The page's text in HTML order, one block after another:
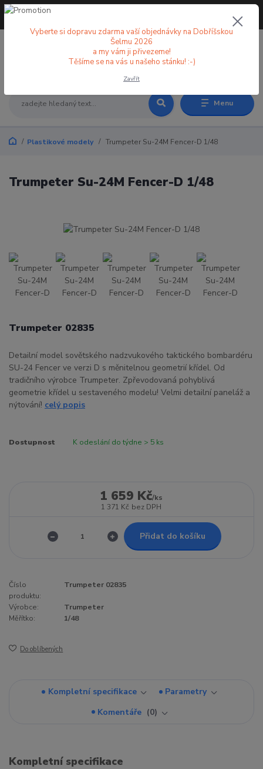
Menu
+420 773 998 582
Plastikové modely Trumpeter Su-24M Fencer-D 1/48
Trumpeter Su-24M Fencer-D 1/48
Trumpeter 02835
Detailní model sovětského nadzvukového taktického bombardéru
SU-24 Fencer ve verzi D s měnitelnou geometrií křídel. Od
tradičního výrobce Trumpeter. Zpřevodovaná pohyblivá
geometrie křídel u sestaveného modelu! Velmi detailní paneláž a
nýtování! celý popis
Dostupnost K odeslání do týdne > 5 ks
1 659 Kč/ks
1 371 Kč bez DPH
Přidat do košíku
Číslo
produktu:
Trumpeter 02835
Výrobce:
Trumpeter
Měřítko:
1/48
Do oblíbených
Kompletní specifikace
Parametry
Komentáře
0
Kompletní specifikace
Vyberte si dopravu zdarma vaší objednávky na Dobříšskou
Šelmu 2026
a my vám ji přivezeme!
Těšíme se na vás u našeho stánku! :-)
Zavřít